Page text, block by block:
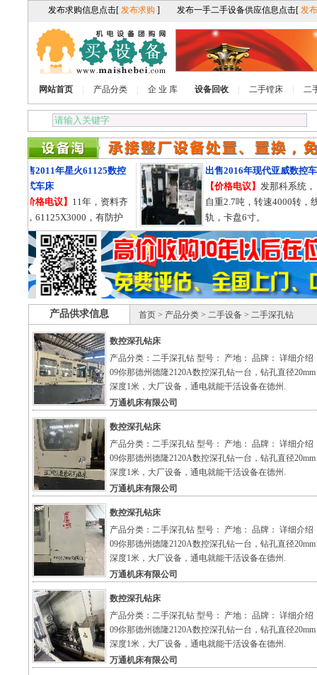
网站首页 产品分类 企 业 库 设备回收 二手镗床 二
出售2011年星火61125数控
卧式车床
【价格电议】11年，资料齐
全，61125X3000，有防护
罩，导轨755的。
出售2016年现代亚威数控车
【价格电议】发那科系统，
自重2.7吨，转速4000转，线
轨，卡盘6寸。
产品供求信息 首页 > 产品分类 > 二手设备 > 二手深孔钻
数控深孔钻床
产品分类：二手深孔钻 型号： 产地： 品牌： 详细介绍
09你那德州德隆2120A数控深孔钻一台，钻孔直径
深度1米，大厂设备，通电就能干活设备在德州.
万通机床有限公司
数控深孔钻床
产品分类：二手深孔钻 型号： 产地： 品牌： 详细介绍
09你那德州德隆2120A数控深孔钻一台，钻孔直径
深度1米，大厂设备，通电就能干活设备在德州.
万通机床有限公司
数控深孔钻床
产品分类：二手深孔钻 型号： 产地： 品牌： 详细介绍
09你那德州德隆2120A数控深孔钻一台，钻孔直径
深度1米，大厂设备，通电就能干活设备在德州.
万通机床有限公司
数控深孔钻床
产品分类：二手深孔钻 型号： 产地： 品牌： 详细介绍
09你那德州德隆2120A数控深孔钻一台，钻孔直径
深度1米，大厂设备，通电就能干活设备在德州.
万通机床有限公司